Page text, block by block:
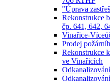
"Úprava
Rekonstrukce
čp. 641, 642,
Vinařice-
Prodej
Rekonstrukce
ve Vinařicích